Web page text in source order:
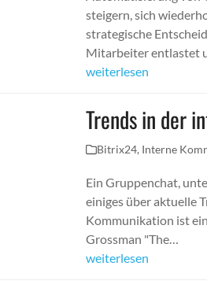
steigern, sich
strategische
Mitarbeiter entlastet
weiterlesen
Trends in der
Bitrix24, Interne
Ein Gruppenchat,
einiges über aktuelle
Kommunikation ist
Grossman "The…
weiterlesen